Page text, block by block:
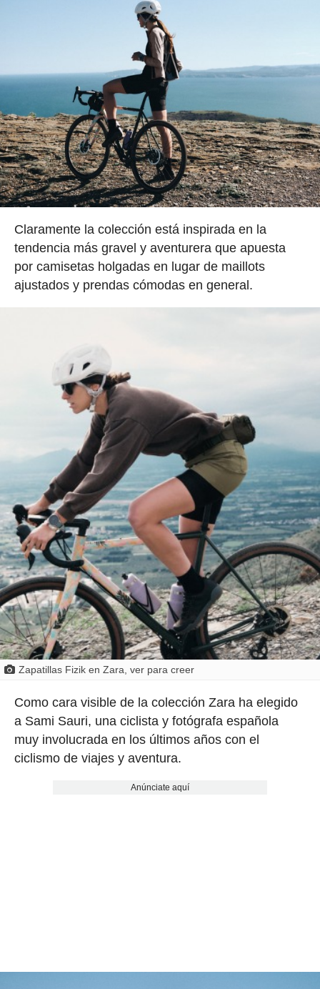
Claramente la colección está inspirada en la
tendencia más gravel y aventurera que apuesta
por camisetas holgadas en lugar de maillots
ajustados y prendas cómodas en general.
Zapatillas Fizik en Zara, ver para creer
Como cara visible de la colección Zara ha elegido
a Sami Sauri, una ciclista y fotógrafa española
muy involucrada en los últimos años con el
ciclismo de viajes y aventura.
Anúnciate aquí